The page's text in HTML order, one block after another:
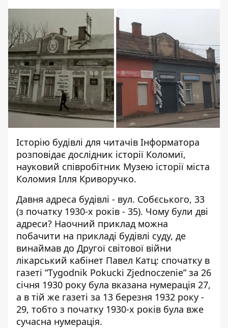
Історію будівлі для читачів Інформатора
розповідає дослідник історії Коломиї,
науковий співробітник Музею історії міста
Коломия Ілля Криворучко.
Давня адреса будівлі - вул. Собєського, 33
(з початку 1930-х років - 35). Чому були дві
адреси? Наочний приклад можна
побачити на прикладі будівлі суду, де
винаймав до Другої світової війни
лікарський кабінет Павел Катц: спочатку в
газеті “Tygodnik Pokucki Zjednoczenie” за 26
січня 1930 року була вказана нумерація 27,
а в тій же газеті за 13 березня 1932 року -
29, тобто з початку 1930-х років була вже
сучасна нумерація.